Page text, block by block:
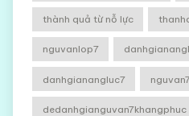
thành quả từ nỗ lực
nguvanlop7
danhgianangluc7
dedanhgianguvan7khangphuc